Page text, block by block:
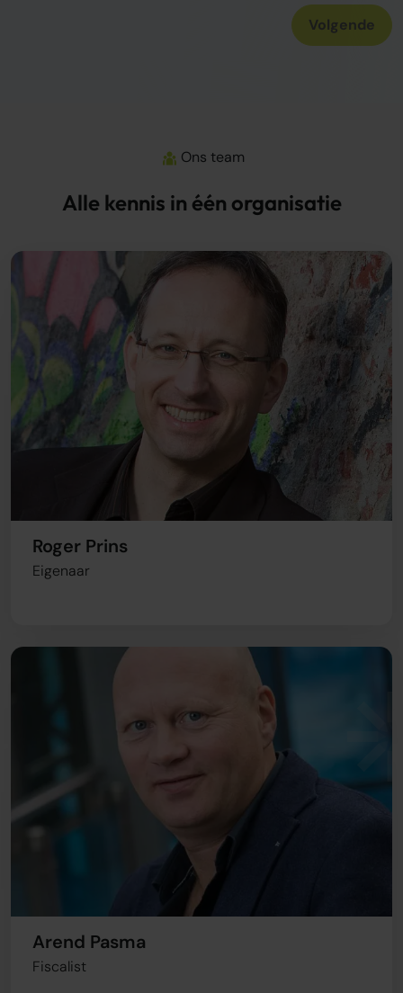
Volgende
Ons team
Alle kennis in één organisatie
Roger Prins
Eigenaar
Arend Pasma
Fiscalist